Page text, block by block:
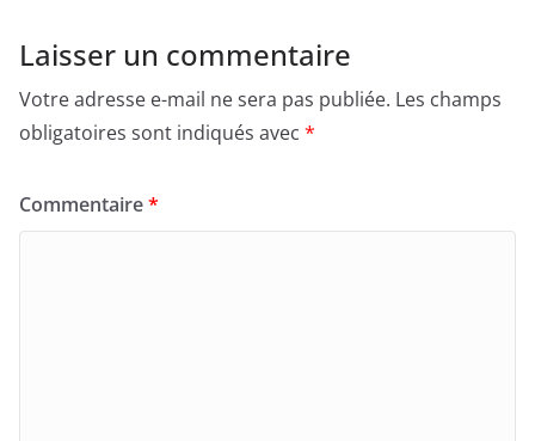
Laisser un commentaire
Votre adresse e-mail ne sera pas publiée. Les champs
obligatoires sont indiqués avec *
Commentaire*